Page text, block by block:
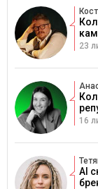
23
16
AI